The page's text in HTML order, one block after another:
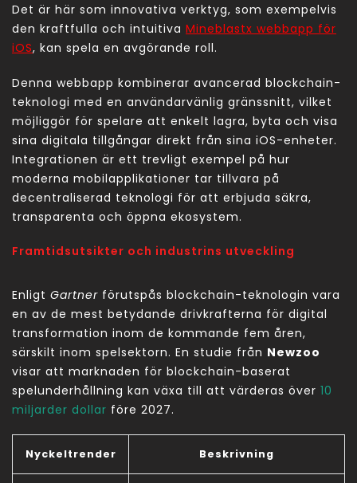
Det är här som innovativa verktyg, som exempelvis
den kraftfulla och intuitiva Mineblastx webbapp för
iOS, kan spela en avgörande roll.
Denna webbapp kombinerar avancerad blockchain-
teknologi med en användarvänlig gränssnitt, vilket
möjliggör för spelare att enkelt lagra, byta och visa
sina digitala tillgångar direkt från sina iOS-enheter.
Integrationen är ett trevligt exempel på hur
moderna mobilapplikationer tar tillvara på
decentraliserad teknologi för att erbjuda säkra,
transparenta och öppna ekosystem.
Framtidsutsikter och industrins utveckling
Enligt Gartner förutspås blockchain-teknologin vara
en av de mest betydande drivkrafterna för digital
transformation inom de kommande fem åren,
särskilt inom spelsektorn. En studie från Newzoo
visar att marknaden för blockchain-baserat
spelunderhållning kan växa till att värderas över 10
miljarder dollar före 2027.
Nyckeltrender Beskrivning